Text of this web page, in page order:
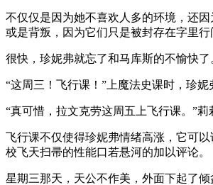
不仅仅是因为她不喜欢人多的环境，还
或是背叛，因为它们只是被封存在字里行
很快，珍妮弗就忘了和马库斯的不愉快
“这周三！飞行课！”上魔法史课时，珍妮
“真可惜，拉文克劳这周五上飞行课。”莉
飞行课不仅使得珍妮弗情绪高涨，它可
校飞天扫帚的性能口若悬河的加以评论。
星期三那天，天公不作美，外面下起了